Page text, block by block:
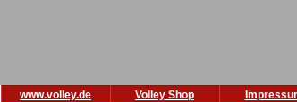
www.volley.de Volley Shop